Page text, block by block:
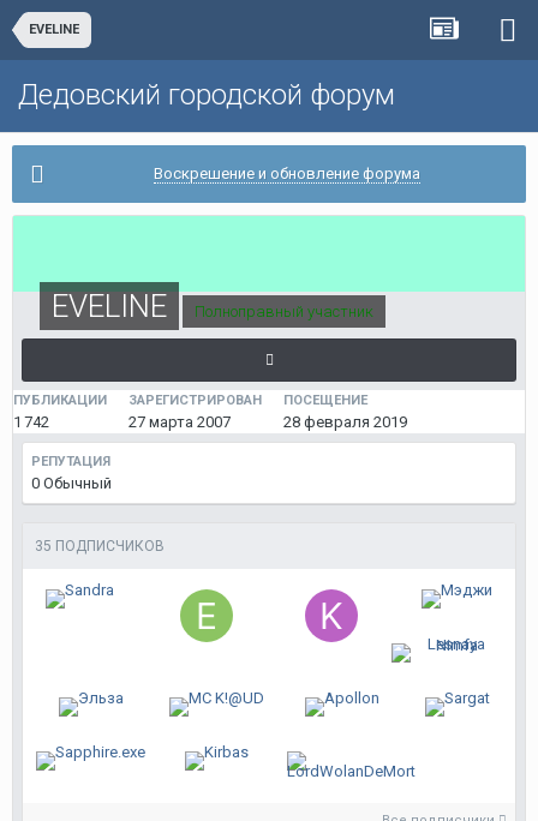
EVELINE
Дедовский городской форум
Воскрешение и обновление форума
EVELINE Полноправный участник
ПУБЛИКАЦИИ
1 742
ЗАРЕГИСТРИРОВАН
27 марта 2007
ПОСЕЩЕНИЕ
28 февраля 2019
РЕПУТАЦИЯ
0 Обычный
35 ПОДПИСЧИКОВ